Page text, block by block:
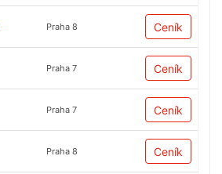
Praha 8 Ceník
Praha 7 Ceník
Praha 7 Ceník
Praha 8 Ceník